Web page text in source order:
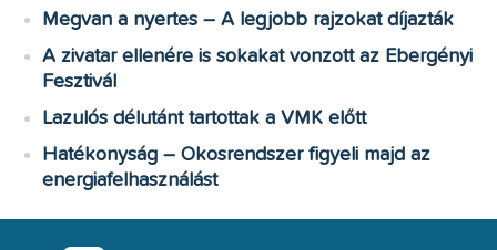
Megvan a nyertes – A legjobb rajzokat díjazták
A zivatar ellenére is sokakat vonzott az Ebergényi
Fesztivál
Lazulós délutánt tartottak a VMK előtt
Hatékonyság – Okosrendszer figyeli majd az
energiafelhasználást